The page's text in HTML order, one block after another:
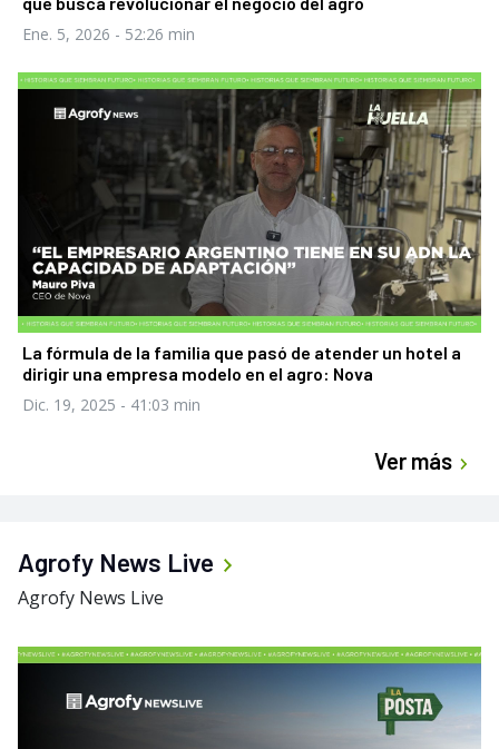
Ene. 5, 2026 - 52:26 min
La fórmula de la familia que pasó de atender un hotel a
dirigir una empresa modelo en el agro: Nova
Dic. 19, 2025 - 41:03 min
Ver más
Agrofy News Live
Agrofy News Live